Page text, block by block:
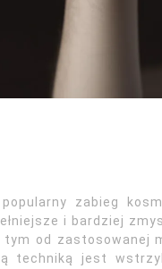
zabieg
i bardziej
od zastosowanej
techniką jest